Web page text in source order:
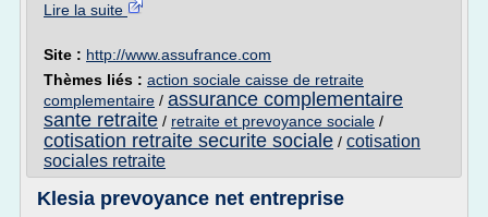
Lire la suite
Site : http://www.assufrance.com
Thèmes liés : action sociale caisse de retraite
complementaire / assurance complementaire
sante retraite / retraite et prevoyance sociale /
cotisation retraite securite sociale / cotisation
sociales retraite
Klesia prevoyance net entreprise